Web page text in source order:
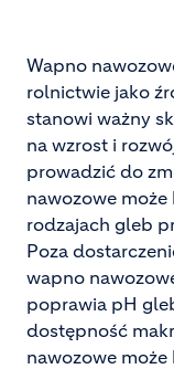
Wapno
rolnictwie jako
stanowi ważny
na wzrost i
prowadzić do
nawozowe
rodzajach gleb
Poza
wapno
poprawia pH
dostępność
nawozowe